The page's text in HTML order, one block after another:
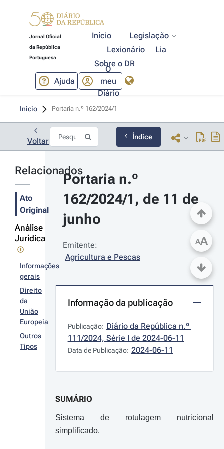
Jornal Oficial
da República
Portuguesa
Início
Legislação
Lexionário
Lia
Sobre o DR
Ajuda
O
meu
Diário
Início Portaria n.º 162/2024/1
Voltar Índice
Relacionados
Ato
Original
Análise
Jurídica
Informações
gerais
Direito
da
União
Europeia
Outros
Tipos
Portaria n.º
162/2024/1, de 11 de
junho
Emitente:
Agricultura e Pescas
Informação da publicação
Publicação: Diário da República n.º
111/2024, Série I de 2024-06-11
Data de Publicação: 2024-06-11
SUMÁRIO
Sistema de rotulagem nutricional
simplificado.
AA